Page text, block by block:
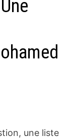
une liste